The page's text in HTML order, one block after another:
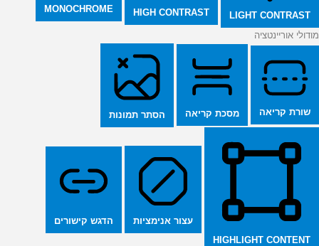
LIGHT CONTRAST
HIGH CONTRAST
MONOCHROME
מודולי אוריינטציה
שורת קריאה מסכת קריאה הסתר תמונות
HIGHLIGHT CONTENT
עצור אנימציות הדגש קישורים